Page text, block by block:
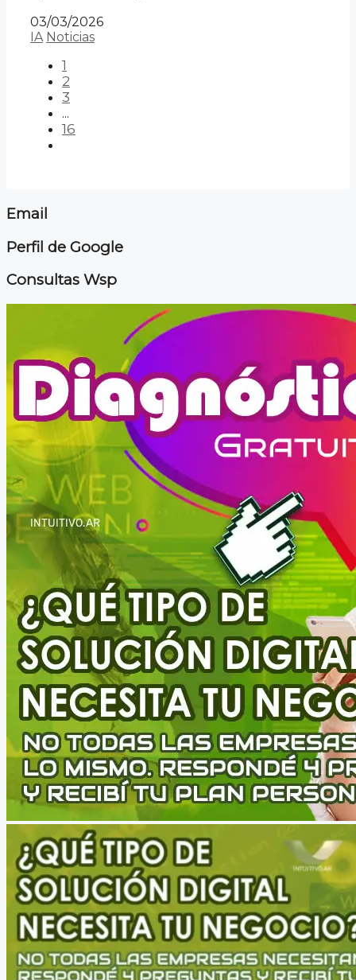
03/03/2026
IA Noticias
1
2
3
...
16
Email
Perfil de Google
Consultas Wsp